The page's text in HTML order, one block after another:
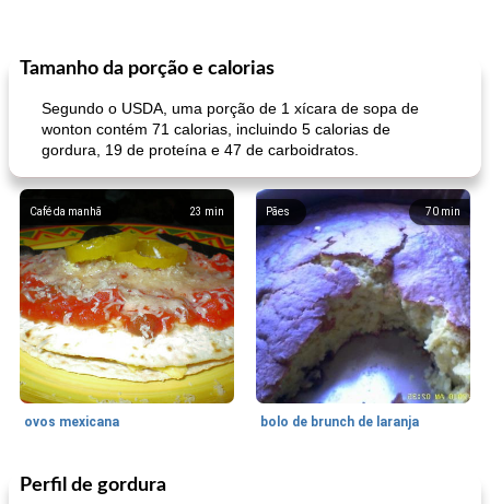
Tamanho da porção e calorias
Segundo o USDA, uma porção de 1 xícara de sopa de
wonton contém 71 calorias, incluindo 5 calorias de
gordura, 19 de proteína e 47 de carboidratos.
23 min
Café da manhã
ovos mexicana
70 min
Pães
bolo de brunch de laranja
Pães De Fermento
Perfil de gordura